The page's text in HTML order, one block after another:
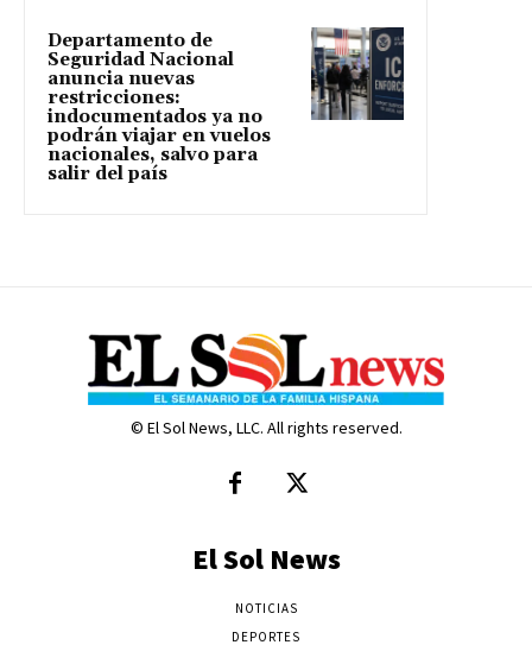
Departamento de
Seguridad Nacional
anuncia nuevas
restricciones:
indocumentados ya no
podrán viajar en vuelos
nacionales, salvo para
salir del país
© El Sol News, LLC. All rights reserved.
El Sol News
NOTICIAS
DEPORTES